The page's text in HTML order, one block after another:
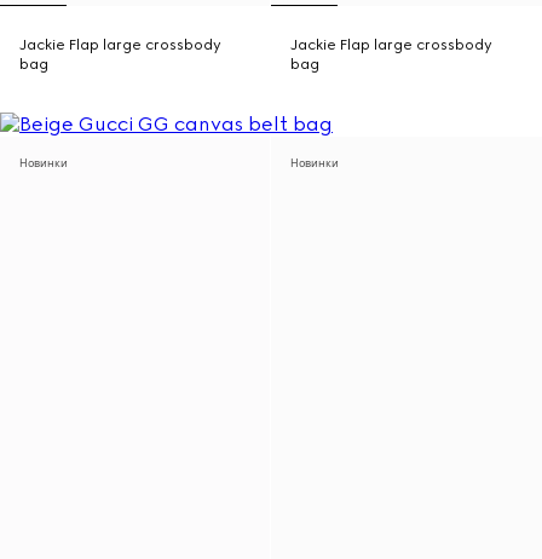
Jackie Flap large crossbody
bag
Jackie Flap large crossbody
bag
Новинки Новинки